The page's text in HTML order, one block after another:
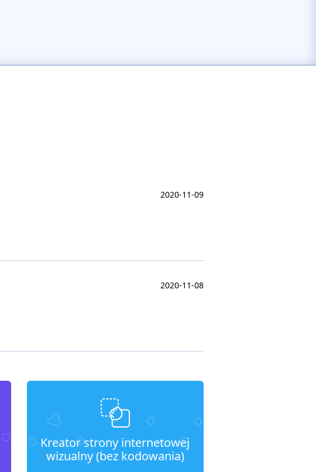
2020-11-09
2020-11-08
Kreator strony internetowej
wizualny (bez kodowania)